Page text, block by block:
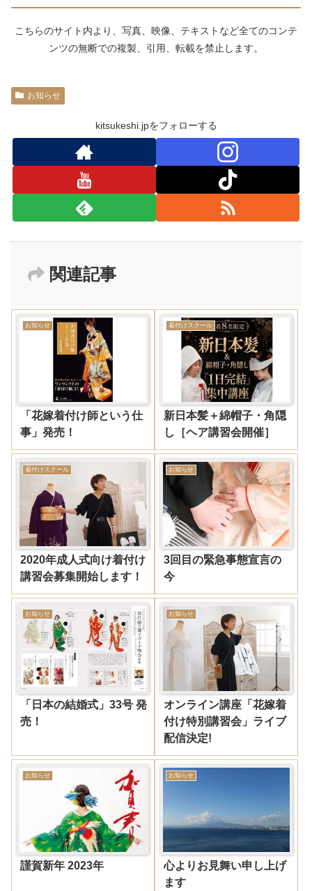
こちらのサイト内より、写真、映像、テキストなど全てのコンテ
ンツの無断での複製、引用、転載を禁止します。
お知らせ
kitsukeshi.jpをフォローする
関連記事
お知らせ
「花嫁着付け師という仕
事」発売！
着付けスクール
新日本髪＋綿帽子・角隠
し［ヘア講習会開催］
着付けスクール
2020年成人式向け着付け
講習会募集開始します！
お知らせ
3回目の緊急事態宣言の
今
お知らせ
「日本の結婚式」33号 発
売！
お知らせ
オンライン講座「花嫁着
付け特別講習会」ライブ
配信決定!
お知らせ
謹賀新年 2023年
お知らせ
心よりお見舞い申し上げ
ます